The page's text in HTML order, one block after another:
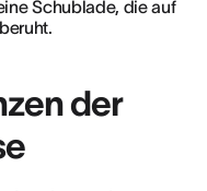
Schublade, die auf
der